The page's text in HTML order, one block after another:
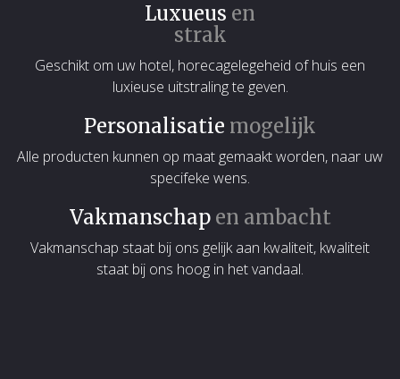
Luxueus en
strak
Geschikt om uw hotel, horecagelegeheid of huis een
luxieuse uitstraling te geven.
Personalisatie mogelijk
Alle producten kunnen op maat gemaakt worden, naar uw
specifeke wens.
Vakmanschapen ambacht
Vakmanschap staat bij ons gelijk aan kwaliteit, kwaliteit
staat bij ons hoog in het vandaal.